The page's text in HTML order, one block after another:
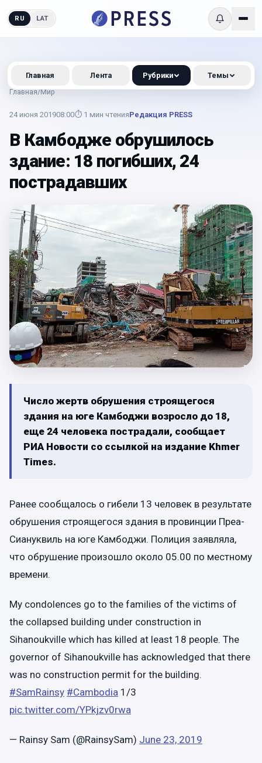
RU LAT
Главная/Мир
24 июня 201908:00⏱ 1 мин чтенияРедакция PRESS
В Камбодже обрушилось
здание: 18 погибших, 24
пострадавших
Число жертв обрушения строящегося
здания на юге Камбоджи возросло до 18,
еще 24 человека пострадали, сообщает
РИА Новости со ссылкой на издание Khmer
Times.
Ранее сообщалось о гибели 13 человек в результате
обрушения строящегося здания в провинции Преа-
Сиануквиль на юге Камбоджи. Полиция заявляла,
что обрушение произошло около 05.00 по местному
времени.
My condolences go to the families of the victims of
the collapsed building under construction in
Sihanoukville which has killed at least 18 people. The
governor of Sihanoukville has acknowledged that there
was no construction permit for the building.
#SamRainsy #Cambodia 1/3
pic.twitter.com/YPkjzv0rwa
— Rainsy Sam (@RainsySam) June 23, 2019
Главная Лента Рубрики Темы